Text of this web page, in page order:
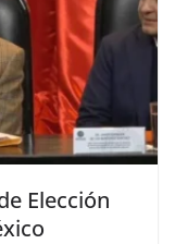
Elección